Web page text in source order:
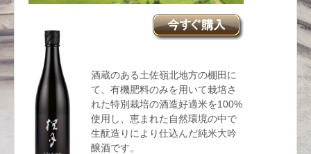
酒蔵のある土佐嶺北地方の棚田に
て、有機肥料のみを用いて栽培さ
れた特別栽培の酒造好適米を100%
使用し、恵まれた自然環境の中で
生酛造りにより仕込んだ純米大吟
醸酒です。